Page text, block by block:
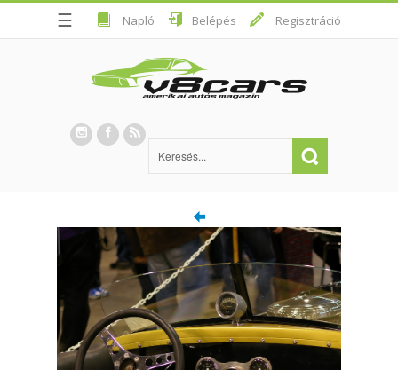
☰ Napló Belépés Regisztráció